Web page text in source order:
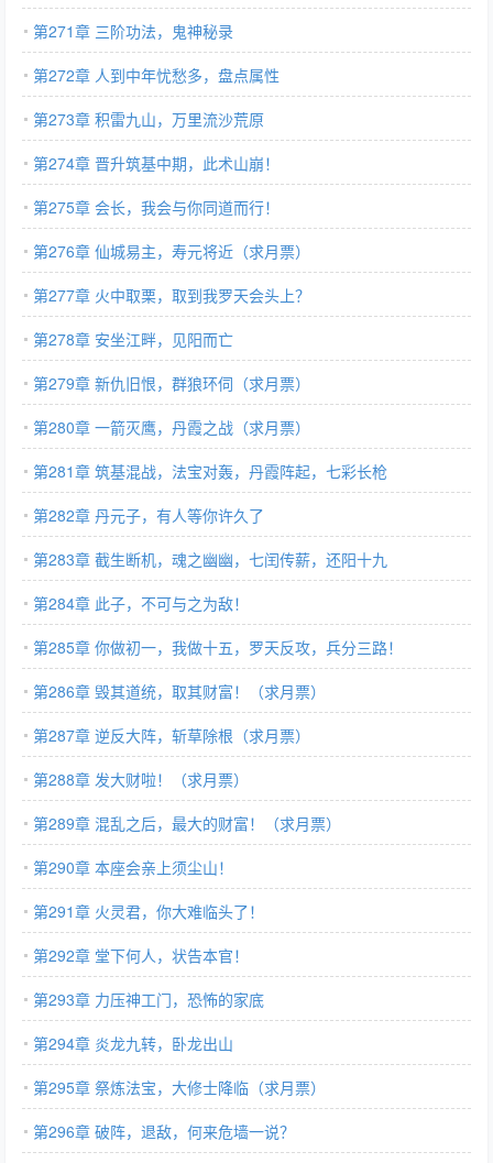
第271章 三阶功法，鬼神秘录
第272章 人到中年忧愁多，盘点属性
第273章 积雷九山，万里流沙荒原
第274章 晋升筑基中期，此术山崩！
第275章 会长，我会与你同道而行！
第276章 仙城易主，寿元将近（求月票）
第277章 火中取栗，取到我罗天会头上？
第278章 安坐江畔，见阳而亡
第279章 新仇旧恨，群狼环伺（求月票）
第280章 一箭灭鹰，丹霞之战（求月票）
第281章 筑基混战，法宝对轰，丹霞阵起，七彩长枪
第282章 丹元子，有人等你许久了
第283章 截生断机，魂之幽幽，七闰传薪，还阳十九
第284章 此子，不可与之为敌！
第285章 你做初一，我做十五，罗天反攻，兵分三路！
第286章 毁其道统，取其财富！（求月票）
第287章 逆反大阵，斩草除根（求月票）
第288章 发大财啦！（求月票）
第289章 混乱之后，最大的财富！（求月票）
第290章 本座会亲上须尘山！
第291章 火灵君，你大难临头了！
第292章 堂下何人，状告本官！
第293章 力压神工门，恐怖的家底
第294章 炎龙九转，卧龙出山
第295章 祭炼法宝，大修士降临（求月票）
第296章 破阵，退敌，何来危墙一说？